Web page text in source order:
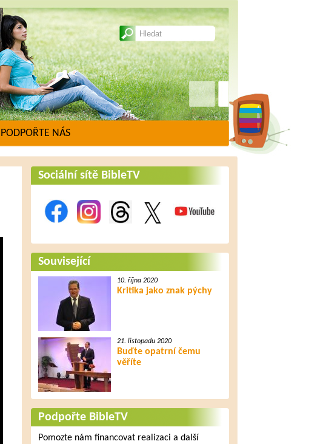
PODPOŘTE NÁS
Sociální sítě BibleTV
Související
10. října 2020
Kritika jako znak pýchy
21. listopadu 2020
Buďte opatrní čemu
věříte
Podpořte BibleTV
Pomozte nám financovat realizaci a další